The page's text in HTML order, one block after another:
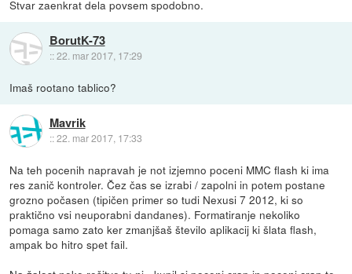
Stvar zaenkrat dela povsem spodobno.
BorutK-73
::22. mar 2017, 17:29
Imaš rootano tablico?
Mavrik
::22. mar 2017, 17:33
Na teh pocenih napravah je not izjemno poceni MMC flash ki ima
res zanič kontroler. Čez čas se izrabi / zapolni in potem postane
grozno počasen (tipičen primer so tudi Nexusi 7 2012, ki so
praktično vsi neuporabni dandanes). Formatiranje nekoliko
pomaga samo zato ker zmanjšaš število aplikacij ki šlata flash,
ampak bo hitro spet fail.